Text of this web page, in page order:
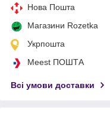
Нова Пошта
Магазини Rozetka
Укрпошта
Meest ПОШТА
Всі умови доставки